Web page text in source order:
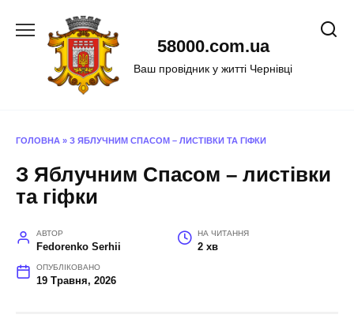
58000.com.ua
Ваш провідник у житті Чернівці
ГОЛОВНА » З ЯБЛУЧНИМ СПАСОМ – ЛИСТІВКИ ТА ГІФКИ
З Яблучним Спасом – листівки
та гіфки
АВТОР
Fedorenko Serhii
НА ЧИТАННЯ
2 хв
ОПУБЛІКОВАНО
19 Травня, 2026